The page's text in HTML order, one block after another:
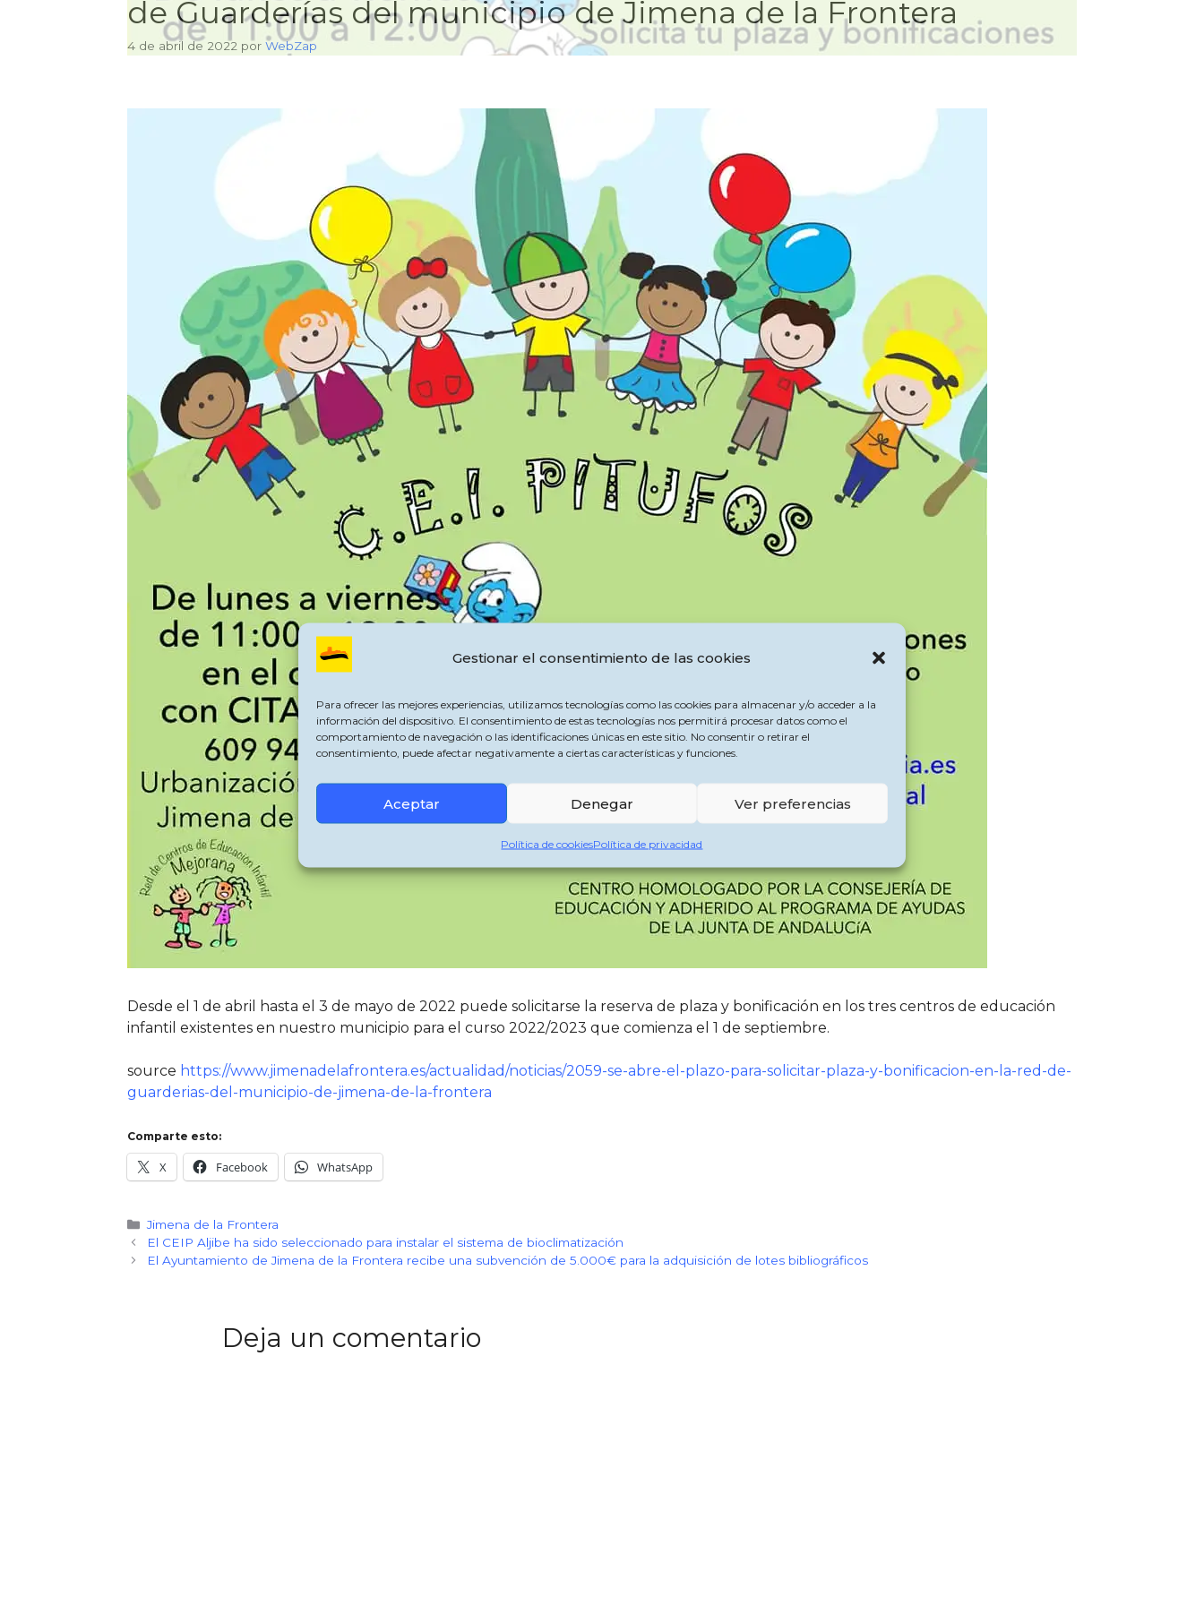
Gestionar el consentimiento de las cookies
Para ofrecer las mejores experiencias, utilizamos tecnologías como las cookies para almacenar y/o acceder a la
información del dispositivo. El consentimiento de estas tecnologías nos permitirá procesar datos como el
comportamiento de navegación o las identificaciones únicas en este sitio. No consentir o retirar el
consentimiento, puede afectar negativamente a ciertas características y funciones.
Aceptar Denegar Ver preferencias
Política de cookiesPolítica de privacidad
de Guarderías del municipio de Jimena de la Frontera
4 de abril de 2022 por WebZap
Desde el 1 de abril hasta el 3 de mayo de 2022 puede solicitarse la reserva de plaza y bonificación en los tres centros de educación
infantil existentes en nuestro municipio para el curso 2022/2023 que comienza el 1 de septiembre.
source https://www.jimenadelafrontera.es/actualidad/noticias/2059-se-abre-el-plazo-para-solicitar-plaza-y-bonificacion-en-la-red-de-
guarderias-del-municipio-de-jimena-de-la-frontera
Comparte esto:
X Facebook WhatsApp
Categorías
Jimena de la Frontera
El CEIP Aljibe ha sido seleccionado para instalar el sistema de bioclimatización
El Ayuntamiento de Jimena de la Frontera recibe una subvención de 5.000€ para la adquisición de lotes bibliográficos
Deja un comentario